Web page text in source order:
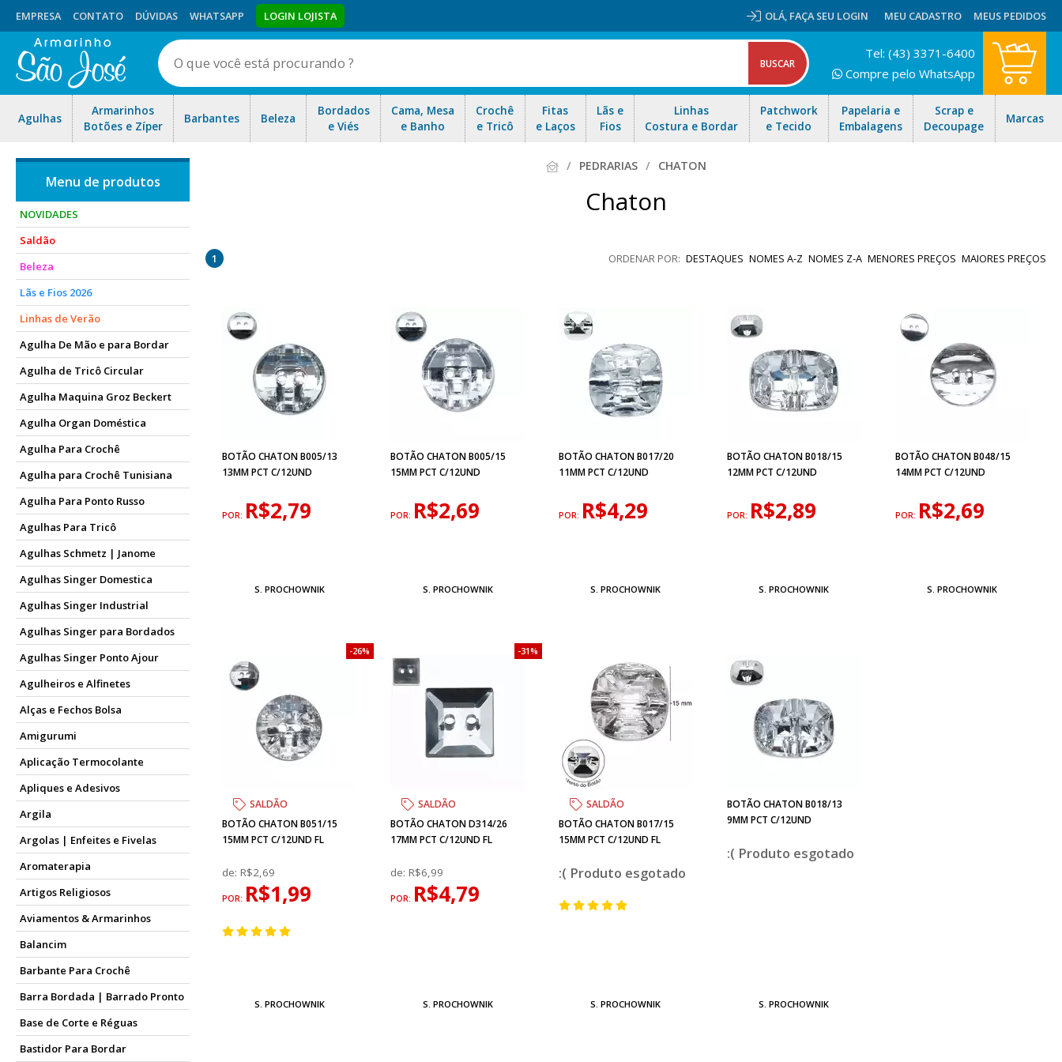
OLÁ, FAÇA SEU LOGIN
EMPRESA CONTATO DÚVIDAS WHATSAPP LOGIN LOJISTA MEU CADASTRO MEUS PEDIDOS
Agulhas
Armarinhos
Botões e Zíper
Barbantes Beleza
Bordados
e Viés
Cama, Mesa
e Banho
Crochê
e Tricô
Fitas
e Laços
Lãs e
Fios
Linhas
Costura e Bordar
Patchwork
e Tecido
Papelaria e
Embalagens
Scrap e
Decoupage
Marcas
Tel: (43) 3371-6400
Compre pelo WhatsApp
NOVIDADES
Saldão
Beleza
Lãs e Fios 2026
Linhas de Verão
Agulha De Mão e para Bordar
Agulha de Tricô Circular
Agulha Maquina Groz Beckert
Agulha Organ Doméstica
Agulha Para Crochê
Agulha para Crochê Tunisiana
Agulha Para Ponto Russo
Agulhas Para Tricô
Agulhas Schmetz | Janome
Agulhas Singer Domestica
Agulhas Singer Industrial
Agulhas Singer para Bordados
Agulhas Singer Ponto Ajour
Agulheiros e Alfinetes
Alças e Fechos Bolsa
Amigurumi
Aplicação Termocolante
Apliques e Adesivos
Argila
Argolas | Enfeites e Fivelas
Aromaterapia
Artigos Religiosos
Aviamentos & Armarinhos
Balancim
Barbante Para Crochê
Barra Bordada | Barrado Pronto
Base de Corte e Réguas
Bastidor Para Bordar
PEDRARIAS CHATON
Chaton
DESTAQUES NOMES A-Z NOMES Z-A MENORES PREÇOS MAIORES PREÇOS
1
BOTÃO CHATON B005/13
13MM PCT C/12UND
POR: R$2,79
S. PROCHOWNIK
BOTÃO CHATON B005/15
15MM PCT C/12UND
POR: R$2,69
S. PROCHOWNIK
BOTÃO CHATON B017/20
11MM PCT C/12UND
POR: R$4,29
S. PROCHOWNIK
BOTÃO CHATON B018/15
12MM PCT C/12UND
POR: R$2,89
S. PROCHOWNIK
BOTÃO CHATON B048/15
14MM PCT C/12UND
POR: R$2,69
S. PROCHOWNIK
SALDÃO
BOTÃO CHATON B051/15
15MM PCT C/12UND FL
de:R$2,69
POR: R$1,99
26%
S. PROCHOWNIK
SALDÃO
BOTÃO CHATON D314/26
17MM PCT C/12UND FL
de:R$6,99
POR: R$4,79
31%
S. PROCHOWNIK
SALDÃO
BOTÃO CHATON B017/15
15MM PCT C/12UND FL
esgotado
S. PROCHOWNIK
BOTÃO CHATON B018/13
9MM PCT C/12UND
esgotado
S. PROCHOWNIK